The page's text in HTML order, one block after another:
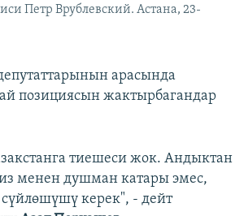
Петр Врублевский. Астана, 23-
арасында
позициясын жактырбагандар
тиешеси жок. Андыктан
менен душман катары эмес,
керек", - дейт